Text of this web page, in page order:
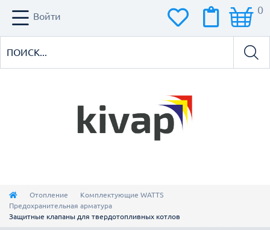
Войти
0
Отопление
Комплектующие WATTS
Предохранительная арматура
Защитные клапаны для твердотопливных котлов